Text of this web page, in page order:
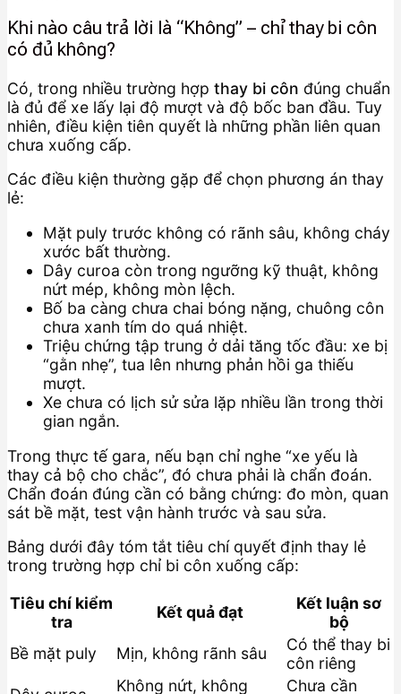
Khi nào câu trả lời là “Không” – chỉ thay bi côn
có đủ không?
Có, trong nhiều trường hợp thay bi côn đúng chuẩn
là đủ để xe lấy lại độ mượt và độ bốc ban đầu. Tuy
nhiên, điều kiện tiên quyết là những phần liên quan
chưa xuống cấp.
Các điều kiện thường gặp để chọn phương án thay
lẻ:
Mặt puly trước không có rãnh sâu, không cháy
xước bất thường.
Dây curoa còn trong ngưỡng kỹ thuật, không
nứt mép, không mòn lệch.
Bố ba càng chưa chai bóng nặng, chuông côn
chưa xanh tím do quá nhiệt.
Triệu chứng tập trung ở dải tăng tốc đầu: xe bị
“gằn nhẹ”, tua lên nhưng phản hồi ga thiếu
mượt.
Xe chưa có lịch sử sửa lặp nhiều lần trong thời
gian ngắn.
Trong thực tế gara, nếu bạn chỉ nghe “xe yếu là
thay cả bộ cho chắc”, đó chưa phải là chẩn đoán.
Chẩn đoán đúng cần có bằng chứng: đo mòn, quan
sát bề mặt, test vận hành trước và sau sửa.
Bảng dưới đây tóm tắt tiêu chí quyết định thay lẻ
trong trường hợp chỉ bi côn xuống cấp:
Tiêu chí kiểm
tra
Kết quả đạt
Kết luận sơ
bộ
Bề mặt puly
Mịn, không rãnh sâu
Có thể thay bi
côn riêng
Không nứt, không Chưa cần